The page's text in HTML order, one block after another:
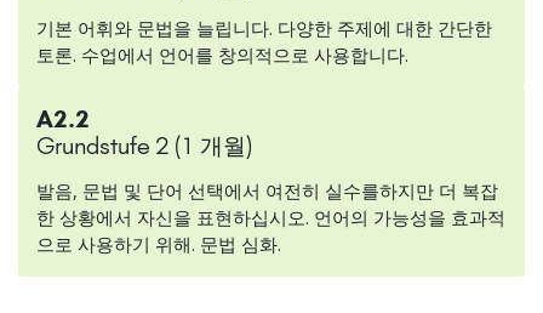
기본 어휘와 문법을 늘립니다. 다양한 주제에 대한 간단한
토론. 수업에서 언어를 창의적으로 사용합니다.
A2.2
Grundstufe 2 (1 개월)
발음, 문법 및 단어 선택에서 여전히 실수를하지만 더 복잡
한 상황에서 자신을 표현하십시오. 언어의 가능성을 효과적
으로 사용하기 위해. 문법 심화.